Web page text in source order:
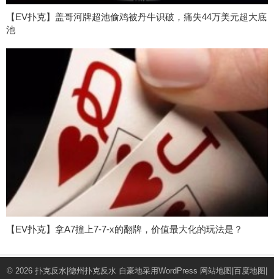
【EV扑克】盖哥河牌超池偷鸡被丹牛识破，痛失44万美元超大底
池
【EV扑克】拿A7撞上7-7-x的翻牌，价值最大化的玩法是？
© 2026 扑克反水|德州扑克反水 自豪地采用WordPress 网站地图 百度地图